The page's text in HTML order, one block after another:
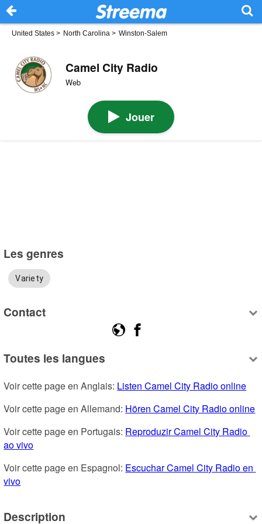
United States > North Carolina > Winston-Salem
Camel City Radio
Web
Jouer
Les genres
Variety
Contact
Toutes les langues
Voir cette page en Anglais: Listen Camel City Radio online
Voir cette page en Allemand: Hören Camel City Radio online
Voir cette page en Portugais: Reproduzir Camel City Radio
ao vivo
Voir cette page en Espagnol: Escuchar Camel City Radio en
vivo
Description